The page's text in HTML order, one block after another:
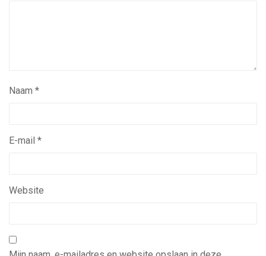
Naam *
E-mail *
Website